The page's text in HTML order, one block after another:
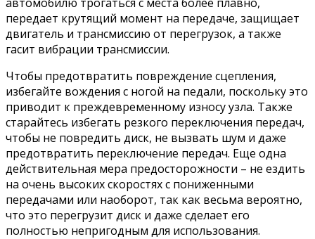
передает крутящий момент на передаче, защищает
двигатель и трансмиссию от перегрузок, а также
гасит вибрации трансмиссии.
Чтобы предотвратить повреждение сцепления,
избегайте вождения с ногой на педали, поскольку это
приводит к преждевременному износу узла. Также
старайтесь избегать резкого переключения передач,
чтобы не повредить диск, не вызвать шум и даже
предотвратить переключение передач. Еще одна
действительная мера предосторожности – не ездить
на очень высоких скоростях с пониженными
передачами или наоборот, так как весьма вероятно,
что это перегрузит диск и даже сделает его
полностью непригодным для использования.